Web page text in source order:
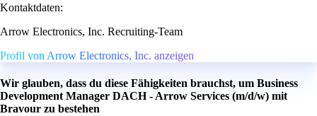
Kontaktdaten:
Arrow Electronics, Inc. Recruiting-Team
Profil von Arrow Electronics, Inc. anzeigen
Wir glauben, dass du diese Fähigkeiten brauchst, um Business
Development Manager DACH - Arrow Services (m/d/w) mit
Bravour zu bestehen